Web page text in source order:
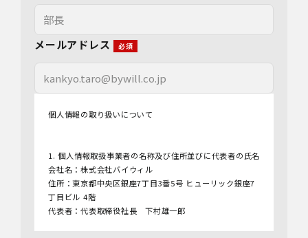
メールアドレス
個人情報の取り扱いについて
1. 個人情報取扱事業者の名称及び住所並びに代表者の氏名
会社名：株式会社バイウィル
住所：東京都中央区銀座7丁目3番5号 ヒューリック銀座7
丁目ビル 4階
代表者：代表取締役社長 下村雄一郎